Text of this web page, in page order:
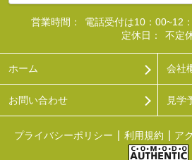
営業時間：
電話受付は10：00~12
定休日：
不定
ホーム 会社
お問い合わせ 見学
プライバシーポリシー 利用規約 ア